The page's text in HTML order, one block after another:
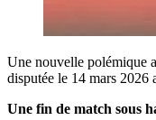
Une nouvelle polémique
disputée le 14 mars 2026
Une fin de match sous